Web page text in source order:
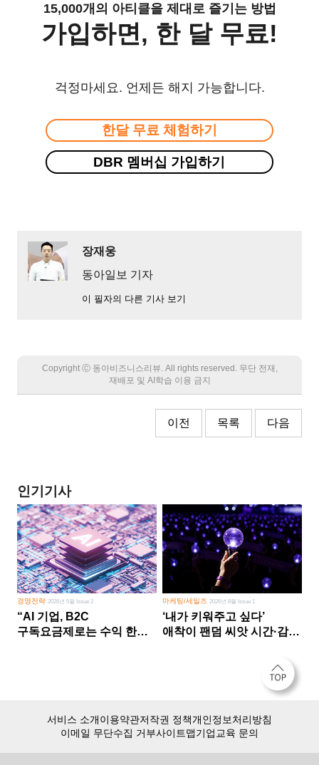
15,000개의 아티클을 제대로 즐기는 방법
가입하면, 한 달 무료!
걱정마세요. 언제든 해지 가능합니다.
한달 무료 체험하기
DBR 멤버십 가입하기
장재웅
동아일보 기자
이 필자의 다른 기사 보기
Copyright Ⓒ 동아비즈니스리뷰. All rights reserved. 무단 전재,
재배포 및 AI학습 이용 금지
이전 목록 다음
인기기사
경영전략 2026년 5월 Issue 2
“AI 기업, B2C
구독요금제로는 수익 한계
마케팅/세일즈 2026년 8월 Issue 1
‘내가 키워주고 싶다’
애착이 팬덤 씨앗 시간·감정
서비스 소개이용약관저작권 정책개인정보처리방침
이메일 무단수집 거부사이트맵기업교육 문의